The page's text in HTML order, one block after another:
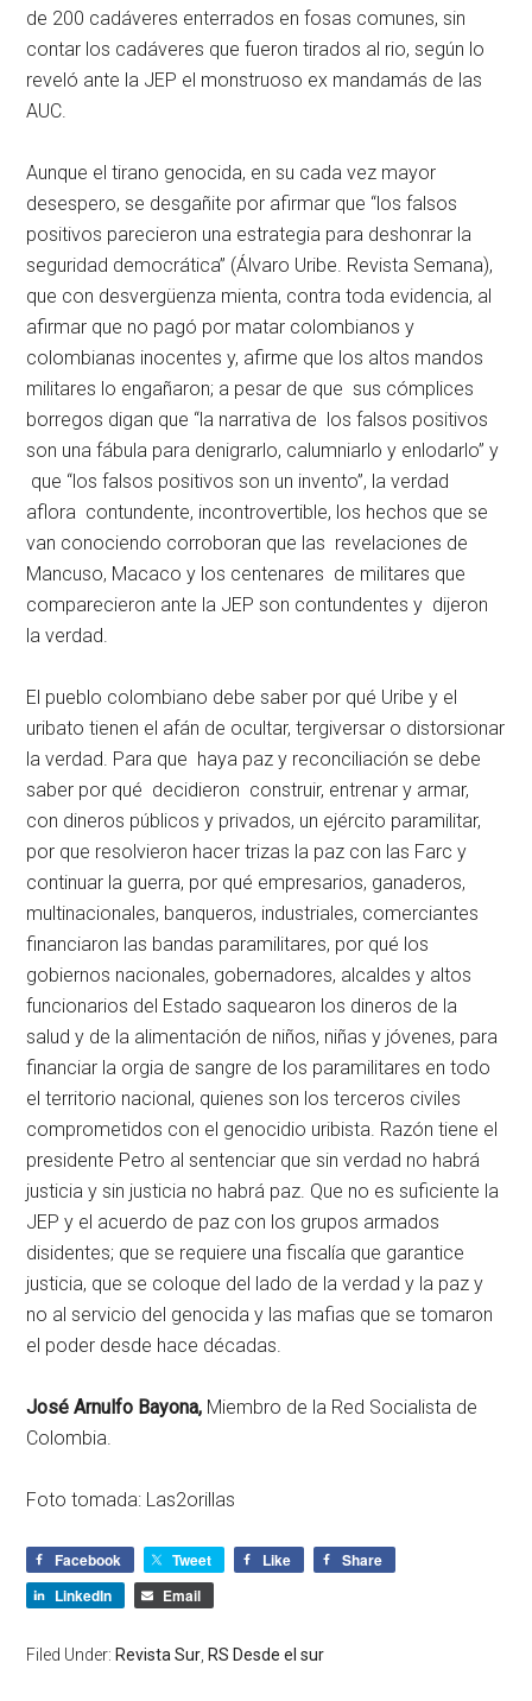
de 200 cadáveres enterrados en fosas comunes, sin
contar los cadáveres que fueron tirados al rio, según lo
reveló ante la JEP el monstruoso ex mandamás de las
AUC.
Aunque el tirano genocida, en su cada vez mayor
desespero, se desgañite por afirmar que “los falsos
positivos parecieron una estrategia para deshonrar la
seguridad democrática” (Álvaro Uribe. Revista Semana),
que con desvergüenza mienta, contra toda evidencia, al
afirmar que no pagó por matar colombianos y
colombianas inocentes y, afirme que los altos mandos
militares lo engañaron; a pesar de que sus cómplices
borregos digan que “la narrativa de los falsos positivos
son una fábula para denigrarlo, calumniarlo y enlodarlo” y
que “los falsos positivos son un invento”, la verdad
aflora contundente, incontrovertible, los hechos que se
van conociendo corroboran que las revelaciones de
Mancuso, Macaco y los centenares de militares que
comparecieron ante la JEP son contundentes y dijeron
la verdad.
El pueblo colombiano debe saber por qué Uribe y el
uribato tienen el afán de ocultar, tergiversar o distorsionar
la verdad. Para que haya paz y reconciliación se debe
saber por qué decidieron construir, entrenar y armar,
con dineros públicos y privados, un ejército paramilitar,
por que resolvieron hacer trizas la paz con las Farc y
continuar la guerra, por qué empresarios, ganaderos,
multinacionales, banqueros, industriales, comerciantes
financiaron las bandas paramilitares, por qué los
gobiernos nacionales, gobernadores, alcaldes y altos
funcionarios del Estado saquearon los dineros de la
salud y de la alimentación de niños, niñas y jóvenes, para
financiar la orgia de sangre de los paramilitares en todo
el territorio nacional, quienes son los terceros civiles
comprometidos con el genocidio uribista. Razón tiene el
presidente Petro al sentenciar que sin verdad no habrá
justicia y sin justicia no habrá paz. Que no es suficiente la
JEP y el acuerdo de paz con los grupos armados
disidentes; que se requiere una fiscalía que garantice
justicia, que se coloque del lado de la verdad y la paz y
no al servicio del genocida y las mafias que se tomaron
el poder desde hace décadas.
José Arnulfo Bayona, Miembro de la Red Socialista de
Colombia.
Foto tomada: Las2orillas
Facebook Tweet Like
Share
LinkedIn
Email
Filed Under:Revista Sur ,RS Desde el sur